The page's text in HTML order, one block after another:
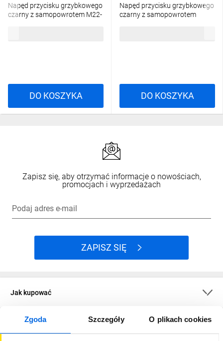
Zgoda Szczegóły O plikach cookies
Napęd przycisku grzybkowego
czarny z samopowrotem M22-
DO KOSZYKA
Napęd przycisku grzybkowego
czarny z samopowrotem
DO KOSZYKA
Zapisz się, aby otrzymać informacje o nowościach,
promocjach i wyprzedażach
Podaj adres e-mail
ZAPISZ SIĘ
Jak kupować
O firmie